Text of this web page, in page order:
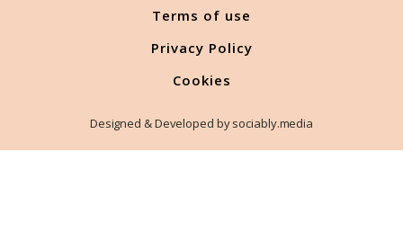
Terms of use
Privacy Policy
Cookies
Designed & Developed by sociably.media